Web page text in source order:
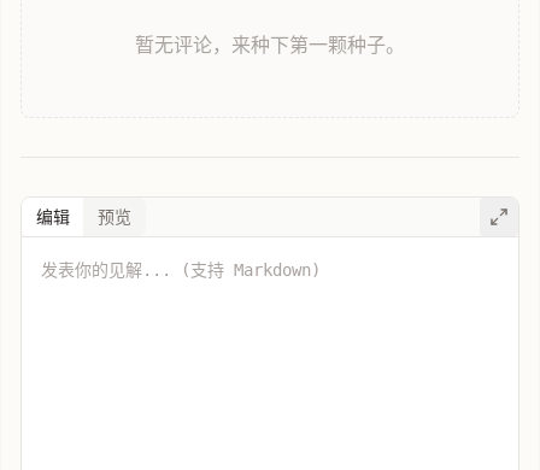
暂无评论，来种下第一颗种子。
编辑 预览